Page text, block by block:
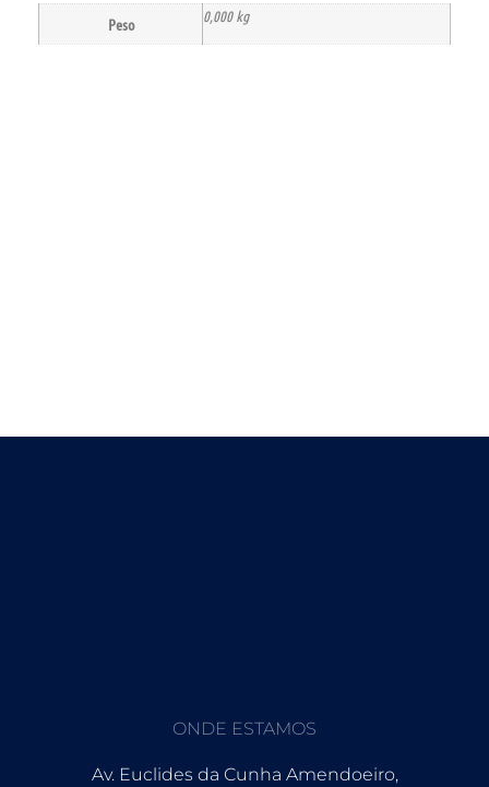
Peso 0,000 kg
ONDE ESTAMOS
Av. Euclides da Cunha Amendoeiro,